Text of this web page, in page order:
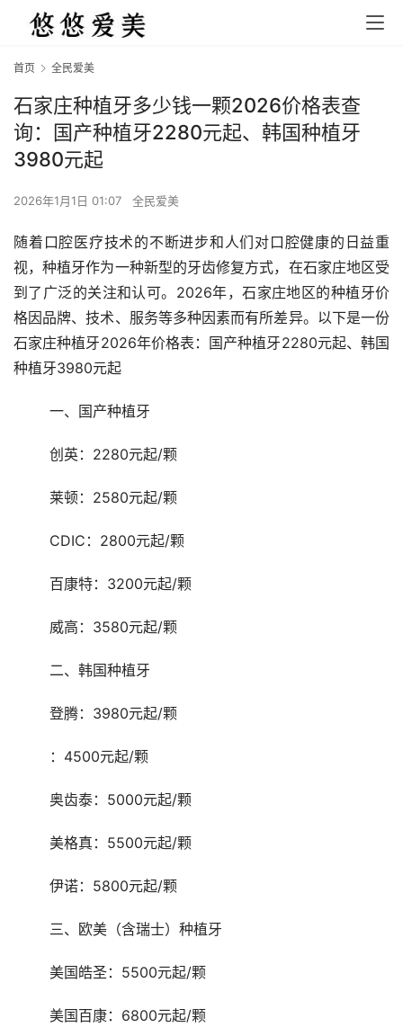
首页 全民爱美
石家庄种植牙多少钱一颗2026价格表查
询：国产种植牙2280元起、韩国种植牙
3980元起
2026年1月1日 01:07 全民爱美
随着口腔医疗技术的不断进步和人们对口腔健康的日益重
视，种植牙作为一种新型的牙齿修复方式，在石家庄地区受
到了广泛的关注和认可。2026年，石家庄地区的种植牙价
格因品牌、技术、服务等多种因素而有所差异。以下是一份
石家庄种植牙2026年价格表：国产种植牙2280元起、韩国
种植牙3980元起
	一、国产种植牙
	创英：2280元起/颗
	莱顿：2580元起/颗
	CDIC：2800元起/颗
	百康特：3200元起/颗
	威高：3580元起/颗
	二、韩国种植牙
	登腾：3980元起/颗
	：4500元起/颗
	奥齿泰：5000元起/颗
	美格真：5500元起/颗
	伊诺：5800元起/颗
	三、欧美（含瑞士）种植牙
	美国皓圣：5500元起/颗
	美国百康：6800元起/颗